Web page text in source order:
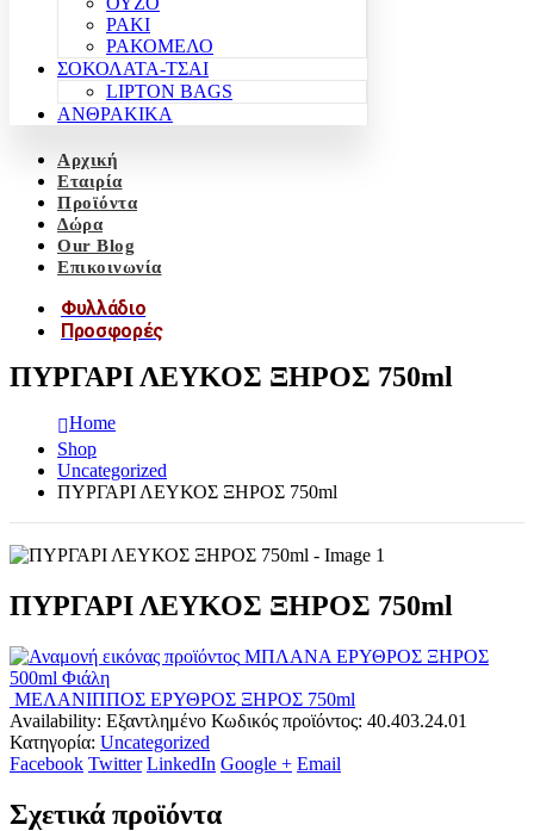
ΡΑΚΙ
ΡΑΚΟΜΕΛΟ
ΣΟΚΟΛΑΤΑ-ΤΣΑΙ
LIPTON BAGS
ΑΝΘΡΑΚΙΚΑ
Αρχική
Εταιρία
Προϊόντα
Δώρα
Our Blog
Επικοινωνία
Φυλλάδιο
Προσφορές
ΠΥΡΓΑΡΙ ΛΕΥΚΟΣ ΞΗΡΟΣ 750ml
Home
Shop
Uncategorized
ΠΥΡΓΑΡΙ ΛΕΥΚΟΣ ΞΗΡΟΣ 750ml
ΠΥΡΓΑΡΙ ΛΕΥΚΟΣ ΞΗΡΟΣ 750ml
ΜΠΛΑΝΑ ΕΡΥΘΡΟΣ ΞΗΡΟΣ
500ml Φιάλη
ΜΕΛΑΝΙΠΠΟΣ ΕΡΥΘΡΟΣ ΞΗΡΟΣ 750ml
Availability: Εξαντλημένο Κωδικός προϊόντος: 40.403.24.01
Κατηγορία: Uncategorized
Facebook Twitter LinkedIn Google + Email
Σχετικά προϊόντα